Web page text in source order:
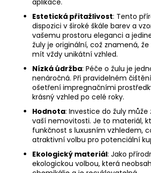
aplikace.
Estetická přitažlivost: Tento
dispozici v široké škále barev a
vašemu prostoru eleganci a
žuly je originální, což znamená,
mít vždy unikátní vzhled.
Nízká údržba: Péče o žulu je
nenáročná. Při pravidelném
ošetření impregnačními
krásný vzhled po celé roky.
Hodnota: Investice do žuly
vaší nemovitosti. Je to materiál,
funkčnost s luxusním vzhledem,
atraktivní volbu pro potenciální
Ekologický materiál: Jako
ekologickou volbou, která